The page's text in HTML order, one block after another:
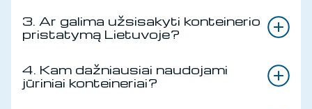
3. Ar galima užsisakyti konteinerio
pristatymą Lietuvoje?
4. Kam dažniausiai naudojami
jūriniai konteineriai?